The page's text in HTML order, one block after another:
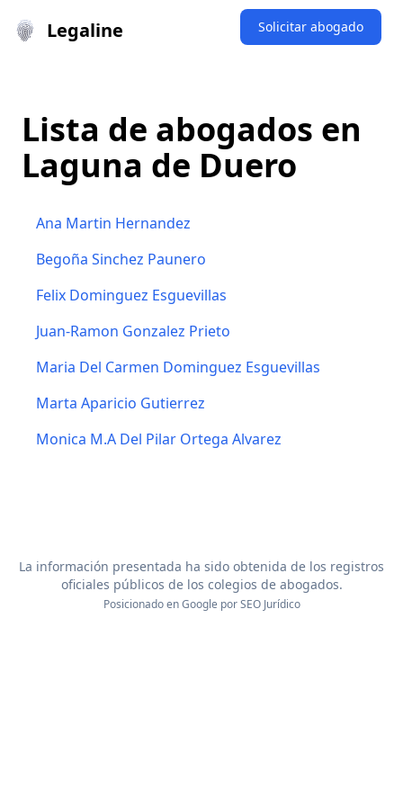
Legaline Solicitar abogado
Lista de abogados en
Laguna de Duero
Ana Martin Hernandez
Begoña Sinchez Paunero
Felix Dominguez Esguevillas
Juan-Ramon Gonzalez Prieto
Maria Del Carmen Dominguez Esguevillas
Marta Aparicio Gutierrez
Monica M.A Del Pilar Ortega Alvarez
La información presentada ha sido obtenida de los registros
oficiales públicos de los colegios de abogados.
Posicionado en Google porSEO Jurídico